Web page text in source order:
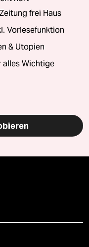
frei Haus
Vorlesefunktion
& Utopien
alles Wichtige